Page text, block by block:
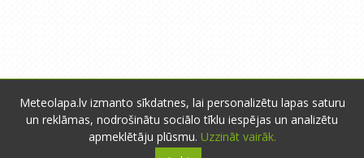
Par mums
Meteolapa.lv izmanto sīkdatnes, lai personalizētu lapas saturu
un reklāmas, nodrošinātu sociālo tīklu iespējas un analizētu
apmeklētāju plūsmu. Uzzināt vairāk.